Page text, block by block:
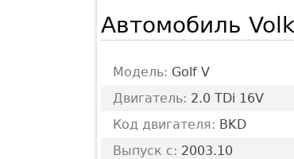
Автомобиль
Модель: Golf V
Двигатель: 2.0 TDi 16V
Код двигателя: BKD
Выпуск с: 2003.10